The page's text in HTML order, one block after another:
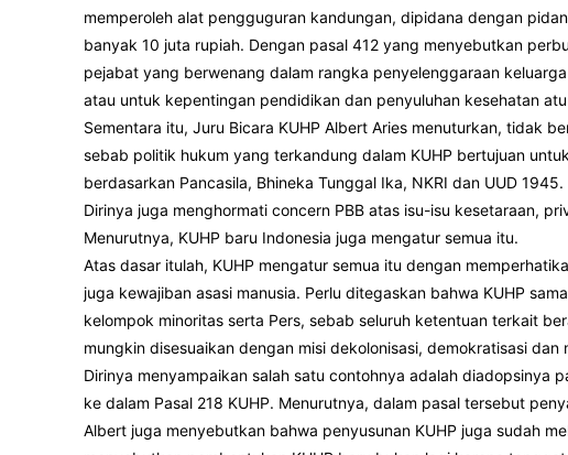
memperoleh alat pengguguran kandungan, dipidana dengan
banyak 10 juta rupiah. Dengan pasal 412 yang menyebutkan
pejabat yang berwenang dalam rangka penyelenggaraan
atau untuk kepentingan pendidikan dan penyuluhan kesehatan
Sementara itu, Juru Bicara KUHP Albert Aries menuturkan, tidak
sebab politik hukum yang terkandung dalam KUHP bertujuan
berdasarkan Pancasila, Bhineka Tunggal Ika, NKRI dan UUD 1945.
Dirinya juga menghormati concern PBB atas isu-isu kesetaraan,
Menurutnya, KUHP baru Indonesia juga mengatur semua itu.
Atas dasar itulah, KUHP mengatur semua itu dengan
juga kewajiban asasi manusia. Perlu ditegaskan bahwa KUHP
kelompok minoritas serta Pers, sebab seluruh ketentuan terkait
mungkin disesuaikan dengan misi dekolonisasi, demokratisasi dan
Dirinya menyampaikan salah satu contohnya adalah diadopsinya
ke dalam Pasal 218 KUHP. Menurutnya, dalam pasal tersebut
Albert juga menyebutkan bahwa penyusunan KUHP juga sudah